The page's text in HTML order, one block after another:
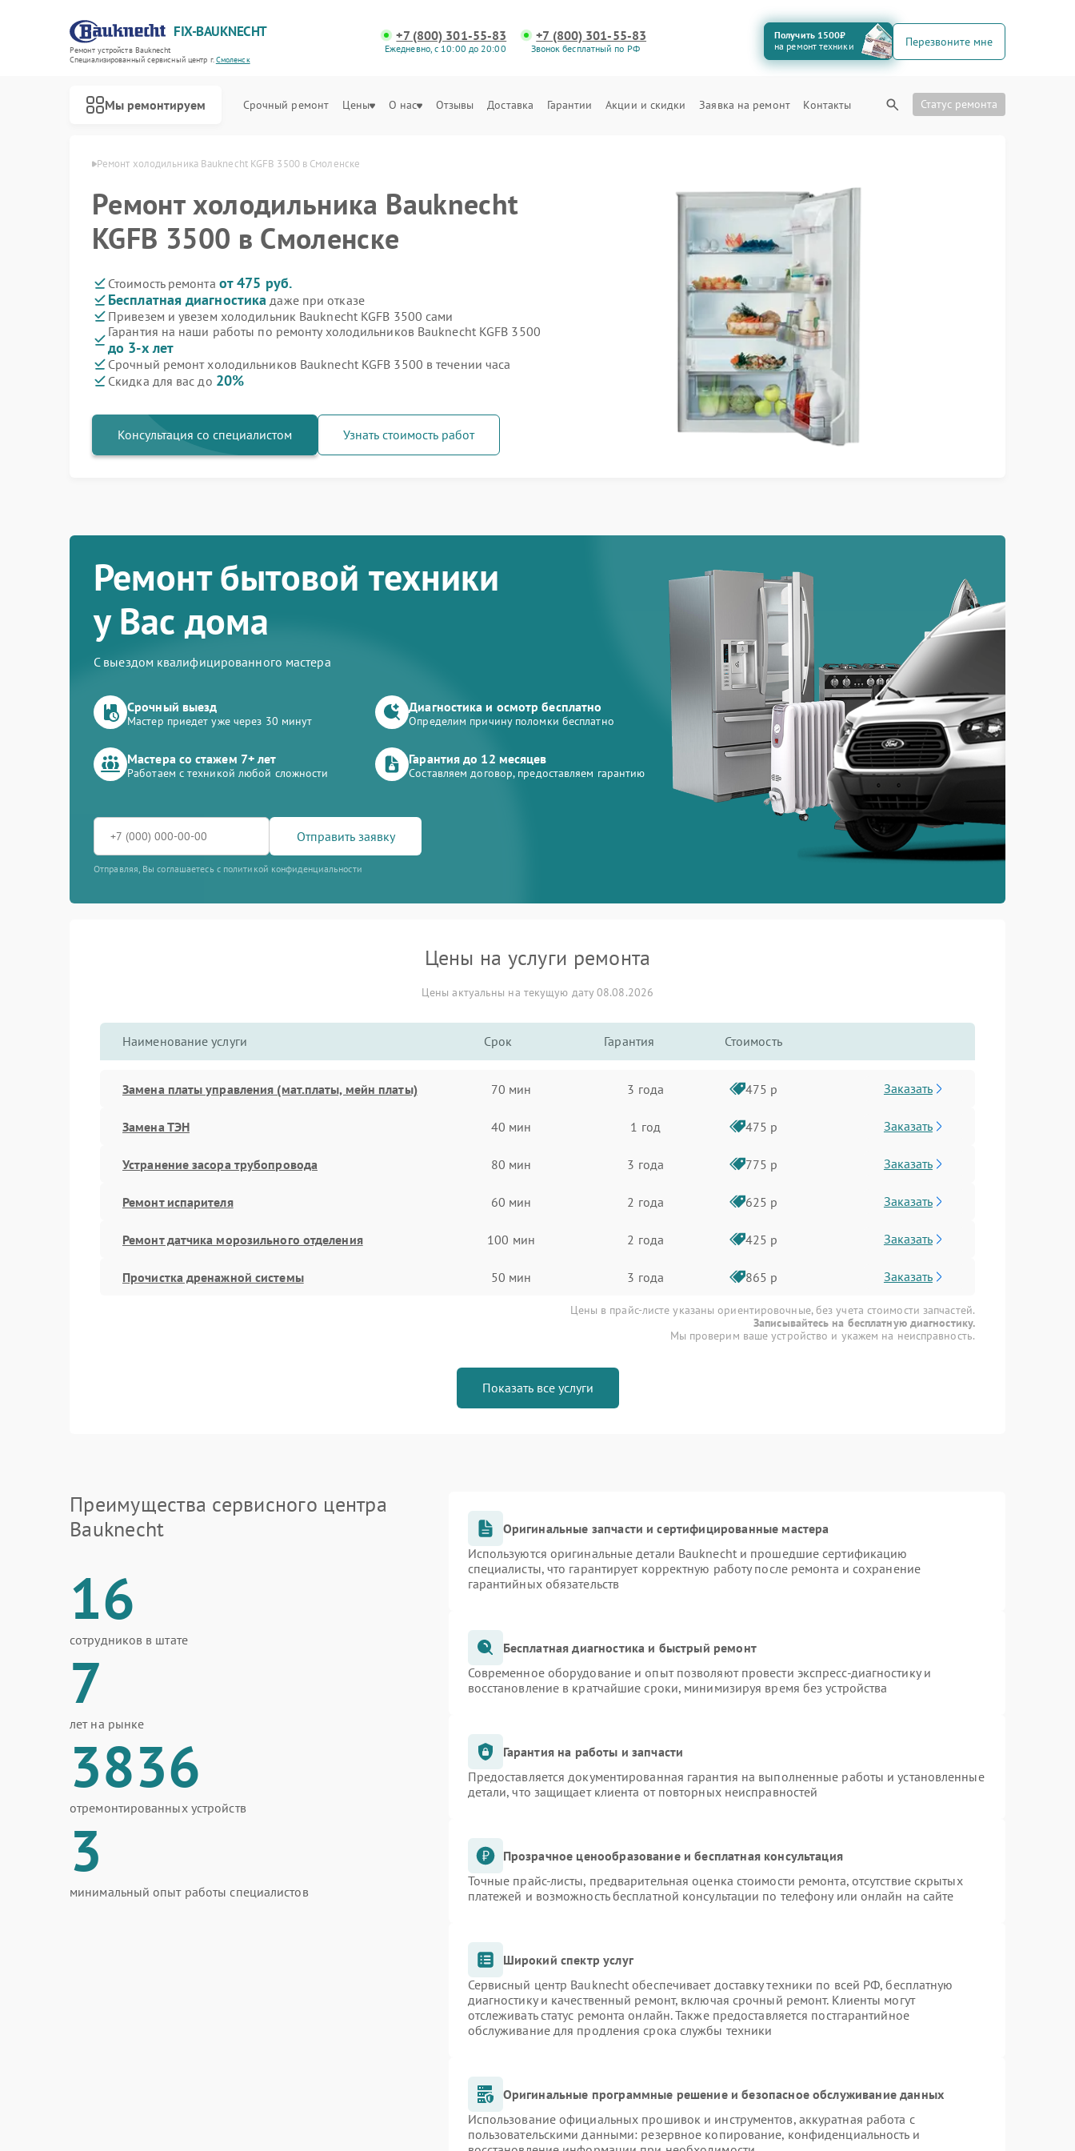
FIX-BAUKNECHT
Ремонт устройств Bauknecht
Специализированный cервисный центр г.Смоленск
+7 (800) 301-55-83
Ежедневно, с 10:00 до 20:00
+7 (800) 301-55-83
Звонок бесплатный по РФ
Получить 1500₽
на ремонт техники
Перезвоните мне
Мы ремонтируем Срочный ремонт Цены О нас Отзывы Доставка Гарантии Акции и скидки Заявка на ремонт Контакты Статус ремонта
Ремонт холодильника Bauknecht KGFB 3500 в Смоленске
Ремонт холодильника Bauknecht
KGFB 3500 в Смоленске
Стоимость ремонта от 475 руб.
Бесплатная диагностика даже при отказе
Привезем и увезем холодильник Bauknecht KGFB 3500 сами
Гарантия на наши работы по ремонту холодильников Bauknecht KGFB 3500
до 3-х лет
Срочный ремонт холодильников Bauknecht KGFB 3500 в течении часа
Скидка для вас до 20%
Консультация со специалистом Узнать стоимость работ
Ремонт бытовой техники
у Вас дома
С выездом квалифицированного мастера
Срочный выезд
Мастер приедет уже через 30 минут
Диагностика и осмотр бесплатно
Определим причину поломки бесплатно
Мастера со стажем 7+ лет
Работаем с техникой любой сложности
Гарантия до 12 месяцев
Составляем договор, предоставляем гарантию
Отправить заявку
Отправляя, Вы соглашаетесь с политикой конфиденциальности
Цены на услуги ремонта
Цены актуальны на текущую дату 08.08.2026
Наименование услуги Срок Гарантия Стоимость
Замена платы управления (мат.платы, мейн платы) 70 мин 3 года 475 р Заказать
Замена ТЭН 40 мин 1 год 475 р Заказать
Устранение засора трубопровода 80 мин 3 года 775 р Заказать
Ремонт испарителя 60 мин 2 года 625 р Заказать
Ремонт датчика морозильного отделения 100 мин 2 года 425 р Заказать
Прочистка дренажной системы 50 мин 3 года 865 р Заказать
Цены в прайс-листе указаны ориентировочные, без учета стоимости запчастей.
Записывайтесь на бесплатную диагностику.
Мы проверим ваше устройство и укажем на неисправность.
Показать все услуги
Преимущества сервисного центра
Bauknecht
16
сотрудников в штате
7
лет на рынке
3836
отремонтированных устройств
3
минимальный опыт работы специалистов
Оригинальные запчасти и сертифицированные мастера
Используются оригинальные детали Bauknecht и прошедшие сертификацию
специалисты, что гарантирует корректную работу после ремонта и сохранение
гарантийных обязательств
Бесплатная диагностика и быстрый ремонт
Современное оборудование и опыт позволяют провести экспресс-диагностику и
восстановление в кратчайшие сроки, минимизируя время без устройства
Гарантия на работы и запчасти
Предоставляется документированная гарантия на выполненные работы и установленные
детали, что защищает клиента от повторных неисправностей
Прозрачное ценообразование и бесплатная консультация
Точные прайс-листы, предварительная оценка стоимости ремонта, отсутствие скрытых
платежей и возможность бесплатной консультации по телефону или онлайн на сайте
Широкий спектр услуг
Сервисный центр Bauknecht обеспечивает доставку техники по всей РФ, бесплатную
диагностику и качественный ремонт, включая срочный ремонт. Клиенты могут
отслеживать статус ремонта онлайн. Также предоставляется постгарантийное
обслуживание для продления срока службы техники
Оригинальные программные решение и безопасное обслуживание данных
Использование официальных прошивок и инструментов, аккуратная работа с
пользовательскими данными: резервное копирование, конфиденциальность и